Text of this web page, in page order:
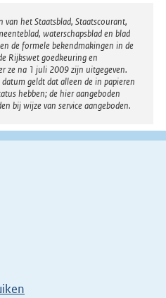
het Staatsblad, Staatscourant,
waterschapsblad en blad
de formele bekendmakingen in de
Rijkswet goedkeuring en
ze na 1 juli 2009 zijn uitgegeven.
geldt dat alleen de in papieren
hebben; de hier aangeboden
bij wijze van service aangeboden.